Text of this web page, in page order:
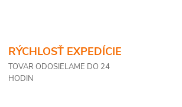
RÝCHLOSŤ EXPEDÍCIE
TOVAR ODOSIELAME DO 24
HODIN